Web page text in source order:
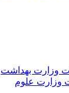
وزارت بهداشت
علوم